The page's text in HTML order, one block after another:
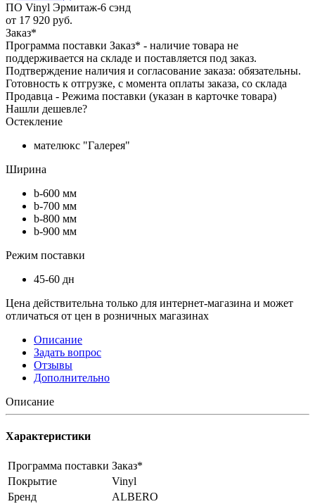
ПО Vinyl Эрмитаж-6 сэнд
от 17 920 руб.
Заказ*
Программа поставки Заказ* - наличие товара не
поддерживается на складе и поставляется под заказ.
Подтверждение наличия и согласование заказа: обязательны.
Готовность к отгрузке, с момента оплаты заказа, со склада
Продавца - Режима поставки (указан в карточке товара)
Нашли дешевле?
Остекление
мателюкс "Галерея"
Ширина
b-600 мм
b-700 мм
b-800 мм
b-900 мм
Режим поставки
45-60 дн
Цена действительна только для интернет-магазина и может
отличаться от цен в розничных магазинах
Описание
Задать вопрос
Отзывы
Дополнительно
Описание
Характеристики
Программа поставки Заказ*
Покрытие
Vinyl
Бренд
ALBERO